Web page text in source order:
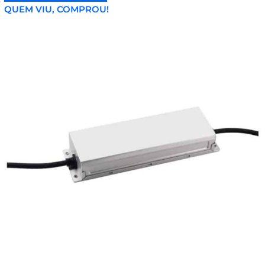
QUEM VIU, COMPROU!